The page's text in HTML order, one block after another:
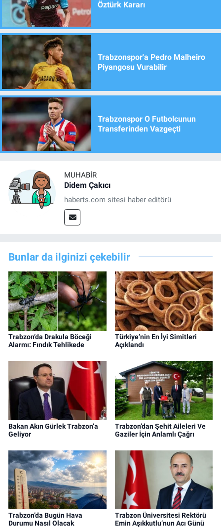
Öztürk Kararı
Trabzonspor'a Pedro Malheiro
Piyangosu Vurabilir
Trabzonspor O Futbolcunun
Transferinden Vazgeçti
MUHABIR
Didem Çakıcı
haberts.com sitesi haber editörü
Bunlar da ilginizi çekebilir
Trabzon’da Drakula Böceği
Alarmı: Fındık Tehlikede
Türkiye’nin En İyi Simitleri
Açıklandı
Bakan Akın Gürlek Trabzon’a
Geliyor
Trabzon’dan Şehit Aileleri Ve
Gaziler İçin Anlamlı Çağrı
Trabzon’da Bugün Hava
Durumu Nasıl Olacak
Trabzon Üniversitesi Rektörü
Emin Aşıkkutlu’nun Acı Günü